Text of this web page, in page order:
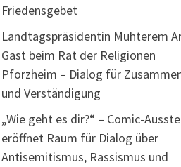
Friedensgebet
Landtagspräsidentin Muhterem
Gast beim Rat der Religionen
Pforzheim – Dialog für
und Verständigung
„Wie geht es dir?“ – Comic-
eröffnet Raum für Dialog über
Antisemitismus, Rassismus und